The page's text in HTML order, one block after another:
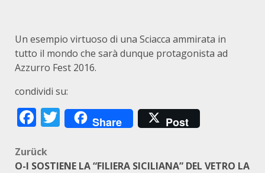
Un esempio virtuoso di una Sciacca ammirata in
tutto il mondo che sarà dunque protagonista ad
Azzurro Fest 2016.
condividi su:
Facebook
Twitter
Share Post
Beitragsnavigation
Zurück
O-I SOSTIENE LA “FILIERA SICILIANA” DEL VETRO LA